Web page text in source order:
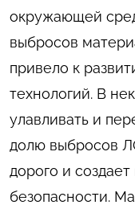
окружающей
выбросов
привело к
технологий. В
улавливать и
долю выбросов
дорого и
безопасности.